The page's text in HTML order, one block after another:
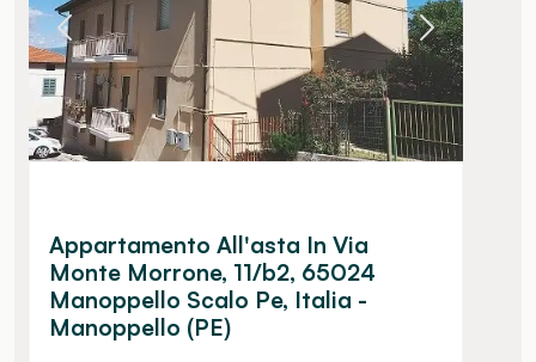
Appartamento All'asta In Via
Monte Morrone, 11/b2, 65024
Manoppello Scalo Pe, Italia -
Manoppello (PE)